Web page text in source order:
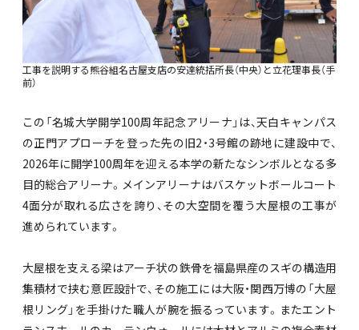
工事を説明する熊谷組名古屋支店の安達統括所長（中央）と立花理事長（手
前）
この「名城大学開学100周年記念アリーナ」は、天白キャンパス
の正門アプローチを登った先の旧2・3号館の跡地に建設中で、
2026年に開学100周年を迎える本学の新たなシンボルとなる多
目的総合アリーナ。メインアリーナはバスケットボールコート
4面分が取れる広さを誇り、その大空間を覆う大屋根の工事が
進められています。
大屋根を支える梁はアーチ状の鉄骨を福島県産のスギの構造用
集積材で挟む意匠設計で、その施工には大阪・関西万博の「大屋
根リング」を手掛けた職人が腕を振るっています。またエント